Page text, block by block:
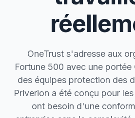
OneTrust s'adresse aux
Fortune 500 avec une portée
des équipes protection des
Priverion a été conçu pour
ont besoin d'une